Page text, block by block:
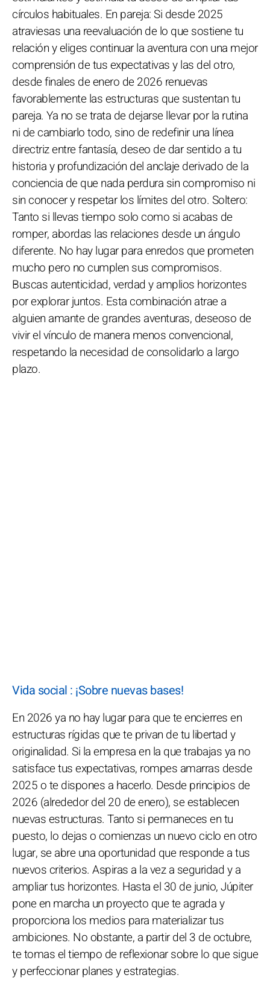
círculos habituales. En pareja: Si desde 2025
atraviesas una reevaluación de lo que sostiene tu
relación y eliges continuar la aventura con una mejor
comprensión de tus expectativas y las del otro,
desde finales de enero de 2026 renuevas
favorablemente las estructuras que sustentan tu
pareja. Ya no se trata de dejarse llevar por la rutina
ni de cambiarlo todo, sino de redefinir una línea
directriz entre fantasía, deseo de dar sentido a tu
historia y profundización del anclaje derivado de la
conciencia de que nada perdura sin compromiso ni
sin conocer y respetar los límites del otro. Soltero:
Tanto si llevas tiempo solo como si acabas de
romper, abordas las relaciones desde un ángulo
diferente. No hay lugar para enredos que prometen
mucho pero no cumplen sus compromisos.
Buscas autenticidad, verdad y amplios horizontes
por explorar juntos. Esta combinación atrae a
alguien amante de grandes aventuras, deseoso de
vivir el vínculo de manera menos convencional,
respetando la necesidad de consolidarlo a largo
plazo.
Vida social : ¡Sobre nuevas bases!
En 2026 ya no hay lugar para que te encierres en
estructuras rígidas que te privan de tu libertad y
originalidad. Si la empresa en la que trabajas ya no
satisface tus expectativas, rompes amarras desde
2025 o te dispones a hacerlo. Desde principios de
2026 (alrededor del 20 de enero), se establecen
nuevas estructuras. Tanto si permaneces en tu
puesto, lo dejas o comienzas un nuevo ciclo en otro
lugar, se abre una oportunidad que responde a tus
nuevos criterios. Aspiras a la vez a seguridad y a
ampliar tus horizontes. Hasta el 30 de junio, Júpiter
pone en marcha un proyecto que te agrada y
proporciona los medios para materializar tus
ambiciones. No obstante, a partir del 3 de octubre,
te tomas el tiempo de reflexionar sobre lo que sigue
y perfeccionar planes y estrategias.